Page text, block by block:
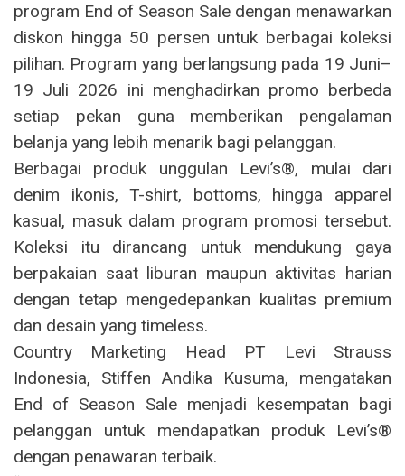
program End of Season Sale dengan menawarkan
diskon hingga 50 persen untuk berbagai koleksi
pilihan. Program yang berlangsung pada 19 Juni–
19 Juli 2026 ini menghadirkan promo berbeda
setiap pekan guna memberikan pengalaman
belanja yang lebih menarik bagi pelanggan.
Berbagai produk unggulan Levi’s®, mulai dari
denim ikonis, T-shirt, bottoms, hingga apparel
kasual, masuk dalam program promosi tersebut.
Koleksi itu dirancang untuk mendukung gaya
berpakaian saat liburan maupun aktivitas harian
dengan tetap mengedepankan kualitas premium
dan desain yang timeless.
Country Marketing Head PT Levi Strauss
Indonesia, Stiffen Andika Kusuma, mengatakan
End of Season Sale menjadi kesempatan bagi
pelanggan untuk mendapatkan produk Levi’s®
dengan penawaran terbaik.